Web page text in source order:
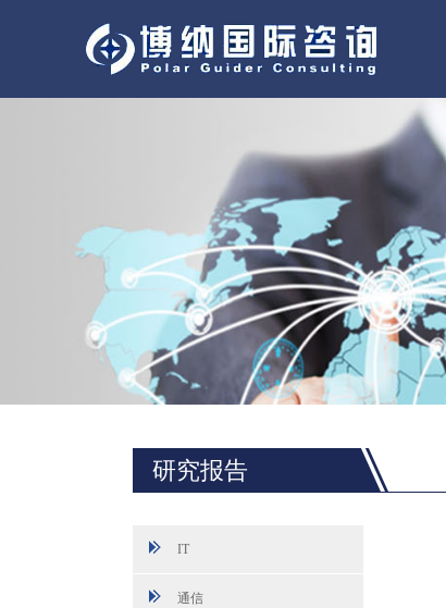
研究报告
IT
通信